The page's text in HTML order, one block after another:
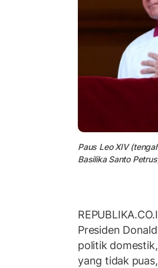
Paus Leo XIV
Basilika Santo
Presiden
politik
yang tidak